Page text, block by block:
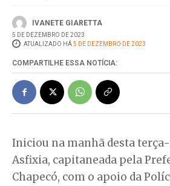
IVANETE GIARETTA
5 DE DEZEMBRO DE 2023
ATUALIZADO HÁ5 DE DEZEMBRO DE 2023
COMPARTILHE ESSA NOTÍCIA:
Iniciou na manhã desta
Asfixia, capitaneada pela
Chapecó, com o apoio da